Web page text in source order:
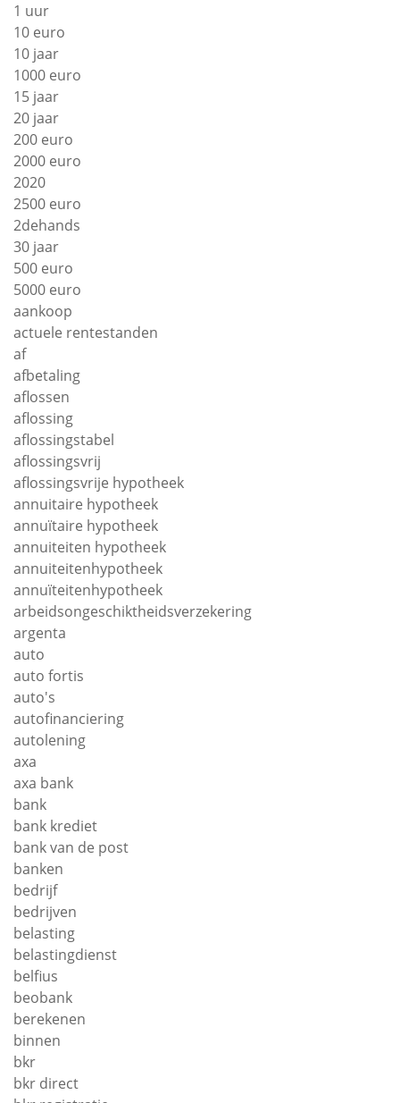
1 uur
10 euro
10 jaar
1000 euro
15 jaar
20 jaar
200 euro
2000 euro
2020
2500 euro
2dehands
30 jaar
500 euro
5000 euro
aankoop
actuele rentestanden
af
afbetaling
aflossen
aflossing
aflossingstabel
aflossingsvrij
aflossingsvrije hypotheek
annuitaire hypotheek
annuïtaire hypotheek
annuiteiten hypotheek
annuiteitenhypotheek
annuïteitenhypotheek
arbeidsongeschiktheidsverzekering
argenta
auto
auto fortis
auto's
autofinanciering
autolening
axa
axa bank
bank
bank krediet
bank van de post
banken
bedrijf
bedrijven
belasting
belastingdienst
belfius
beobank
berekenen
binnen
bkr
bkr direct